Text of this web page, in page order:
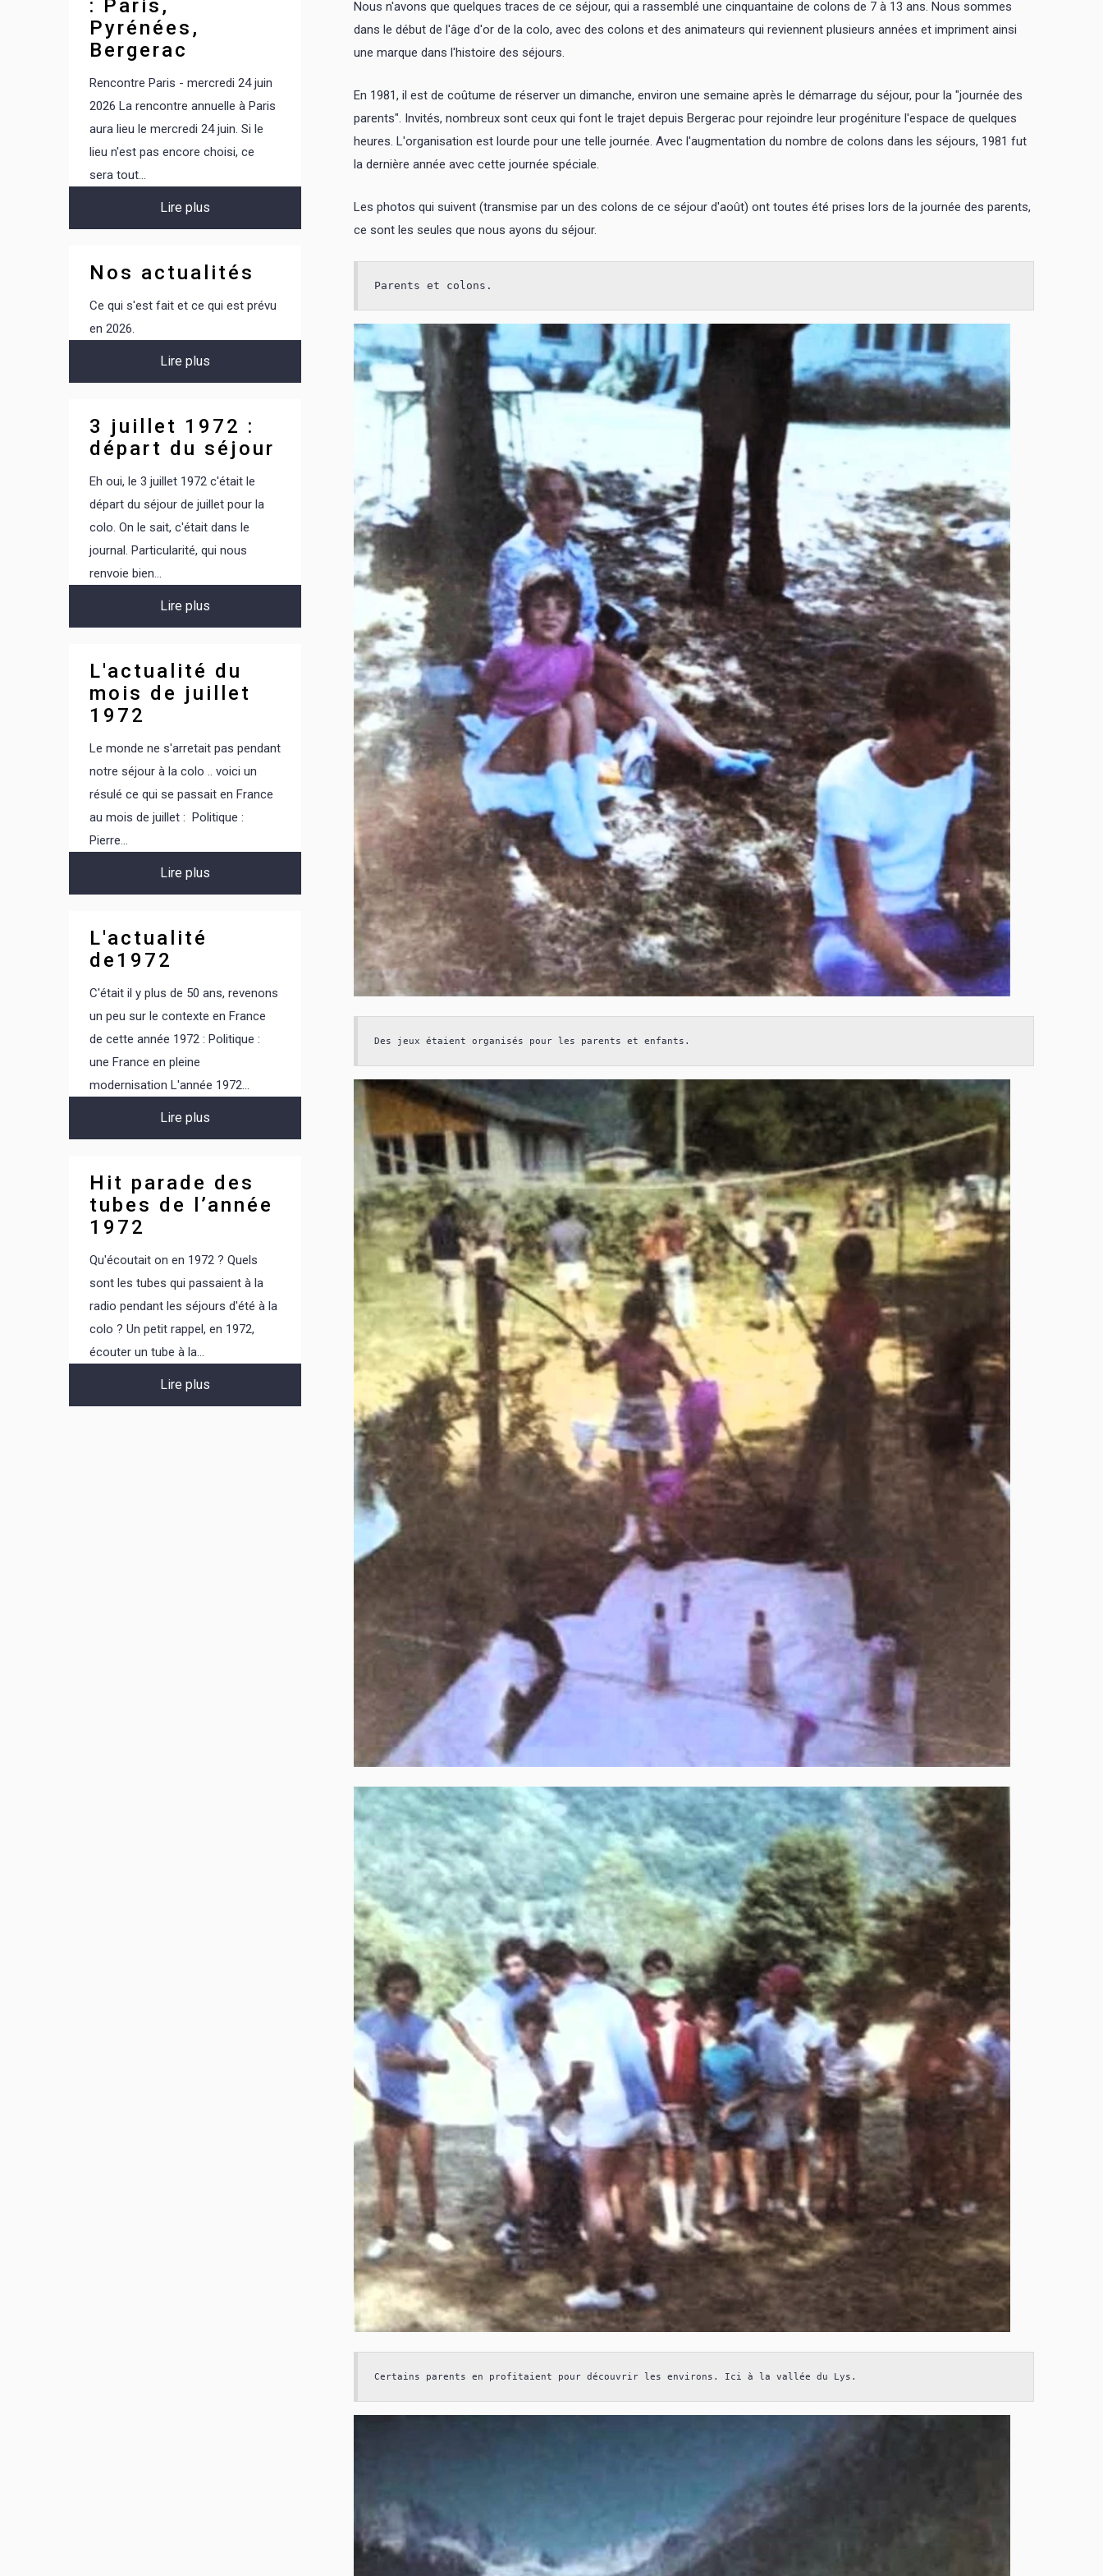
: Paris,
Pyrénées,
Bergerac
Rencontre Paris - mercredi 24 juin
2026 La rencontre annuelle à Paris
aura lieu le mercredi 24 juin. Si le
lieu n'est pas encore choisi, ce
sera tout...
Lire plus
Nos actualités
Ce qui s'est fait et ce qui est prévu
en 2026.
Lire plus
3 juillet 1972 :
départ du séjour
Eh oui, le 3 juillet 1972 c'était le
départ du séjour de juillet pour la
colo. On le sait, c'était dans le
journal. Particularité, qui nous
renvoie bien...
Lire plus
L'actualité du
mois de juillet
1972
Le monde ne s'arretait pas pendant
notre séjour à la colo .. voici un
résulé ce qui se passait en France
au mois de juillet : Politique :
Pierre...
Lire plus
L'actualité
de1972
C'était il y plus de 50 ans, revenons
un peu sur le contexte en France
de cette année 1972 : Politique :
une France en pleine
modernisation L'année 1972...
Lire plus
Hit parade des
tubes de l’année
1972
Qu'écoutait on en 1972 ? Quels
sont les tubes qui passaient à la
radio pendant les séjours d'été à la
colo ? Un petit rappel, en 1972,
écouter un tube à la...
Lire plus
Nous n'avons que quelques traces de ce séjour, qui a rassemblé une cinquantaine de colons de 7 à 13 ans. Nous sommes
dans le début de l'âge d'or de la colo, avec des colons et des animateurs qui reviennent plusieurs années et impriment ainsi
une marque dans l'histoire des séjours.
En 1981, il est de coûtume de réserver un dimanche, environ une semaine après le démarrage du séjour, pour la "journée des
parents". Invités, nombreux sont ceux qui font le trajet depuis Bergerac pour rejoindre leur progéniture l'espace de quelques
heures. L'organisation est lourde pour une telle journée. Avec l'augmentation du nombre de colons dans les séjours, 1981 fut
la dernière année avec cette journée spéciale.
Les photos qui suivent (transmise par un des colons de ce séjour d'août) ont toutes été prises lors de la journée des parents,
ce sont les seules que nous ayons du séjour.
Parents et colons.
Des jeux étaient organisés pour les parents et enfants.
Certains parents en profitaient pour découvrir les environs. Ici à la vallée du Lys.